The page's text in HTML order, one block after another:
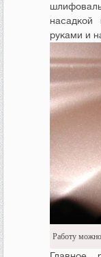
руками и
Работу